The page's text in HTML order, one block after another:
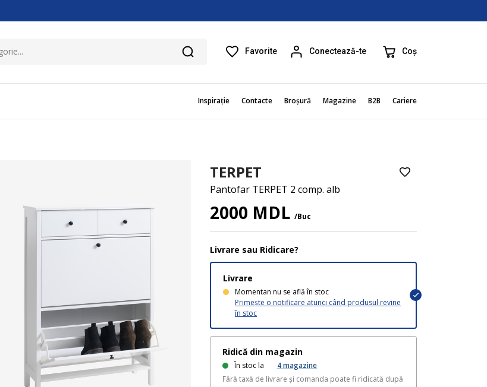
Favorite Conectează-te Coș
Inspirație Contacte Broșură Magazine B2B Cariere
TERPET
Pantofar TERPET 2 comp. alb
2000 MDL /Buc
Livrare sau Ridicare?
Livrare
Momentan nu se află în stoc
Primește o notificare atunci când produsul revine
în stoc
Ridică din magazin
În stoc la 4magazine
Fără taxă de livrare și comanda poate fi ridicată după